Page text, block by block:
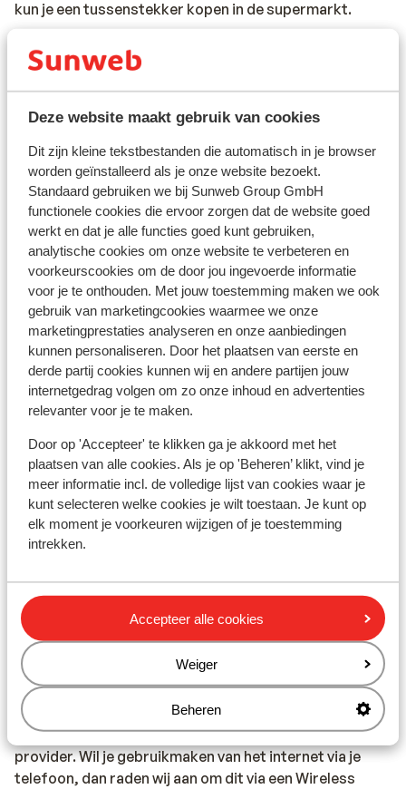
Deze website maakt gebruik van cookies
Dit zijn kleine tekstbestanden die automatisch in je browser
worden geïnstalleerd als je onze website bezoekt.
Standaard gebruiken we bij Sunweb Group GmbH
functionele cookies die ervoor zorgen dat de website goed
werkt en dat je alle functies goed kunt gebruiken,
analytische cookies om onze website te verbeteren en
voorkeurscookies om de door jou ingevoerde informatie
voor je te onthouden. Met jouw toestemming maken we ook
gebruik van marketingcookies waarmee we onze
marketingprestaties analyseren en onze aanbiedingen
kunnen personaliseren. Door het plaatsen van eerste en
derde partij cookies kunnen wij en andere partijen jouw
internetgedrag volgen om zo onze inhoud en advertenties
relevanter voor je te maken.
Door op 'Accepteer' te klikken ga je akkoord met het
plaatsen van alle cookies. Als je op 'Beheren’ klikt, vind je
meer informatie incl. de volledige lijst van cookies waar je
kunt selecteren welke cookies je wilt toestaan. Je kunt op
elk moment je voorkeuren wijzigen of je toestemming
intrekken.
Accepteer alle cookies
Weiger
Beheren
kun je een tussenstekker kopen in de supermarkt.
Reisdocumenten:
Je dient in het bezit te zijn van een geldig paspoort of
een geldig identiteitsbewijs. Heb je niet de Nederlandse
nationaliteit, dan is het belangrijk om na te vragen of er
ambassade van het land waar je heen wilt en de landen
waar je doorheen reist.
Het reizen met de juiste documenten is jouw eigen
verantwoordelijkheid. Sunweb kan hiervoor niet
aansprakelijk worden gesteld.
Reisleiding:
Sicilië: in de regio Sicilië, Letojanni, Taormina en
Giardini Naxos is Sunweb reisleiding aanwezig. In de
regio Cefalu een plaatselijke Engelssprekende
vertegenwoordiger aanwezig.
Calabrië: in de regio Calabrië is geen Sunweb
reisleiding aanwezig. Je wordt hier opgevangen door
onze lokale Engelsprekende vertegenwoordiger.
Op het vaste land van Italië is geen reisleiding aanwezig.
Vaccinatie:
andere gegevens over gezondheid en reizen kijk op de
site van LCR: https://www.lcr.nl/.
Telefoneren:
Je kunt met je mobiele telefoon telefoneren in Italië. Wij
adviseren je om dit zoveel mogelijk te beperken,
vanwege de hoge kosten die worden verrekend.
Informeer voorafgaand de vakantie hierover bij uw
provider. Wil je gebruikmaken van het internet via je
telefoon, dan raden wij aan om dit via een Wireless